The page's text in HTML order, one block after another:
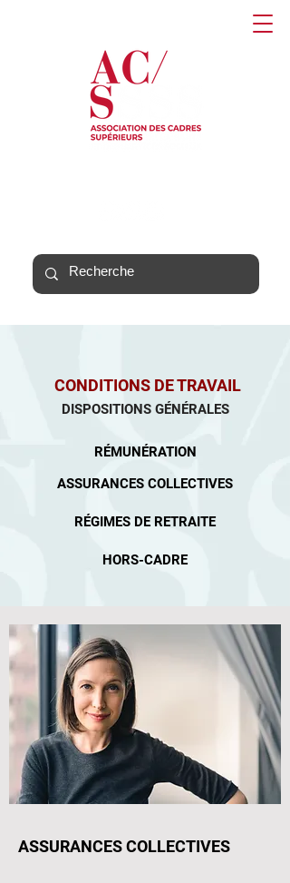
CONDITIONS DE TRAVAIL
DISPOSITIONS GÉNÉRALES
RÉMUNÉRATION
ASSURANCES COLLECTIVES
RÉGIMES DE RETRAITE
HORS-CADRE
ASSURANCES COLLECTIVES